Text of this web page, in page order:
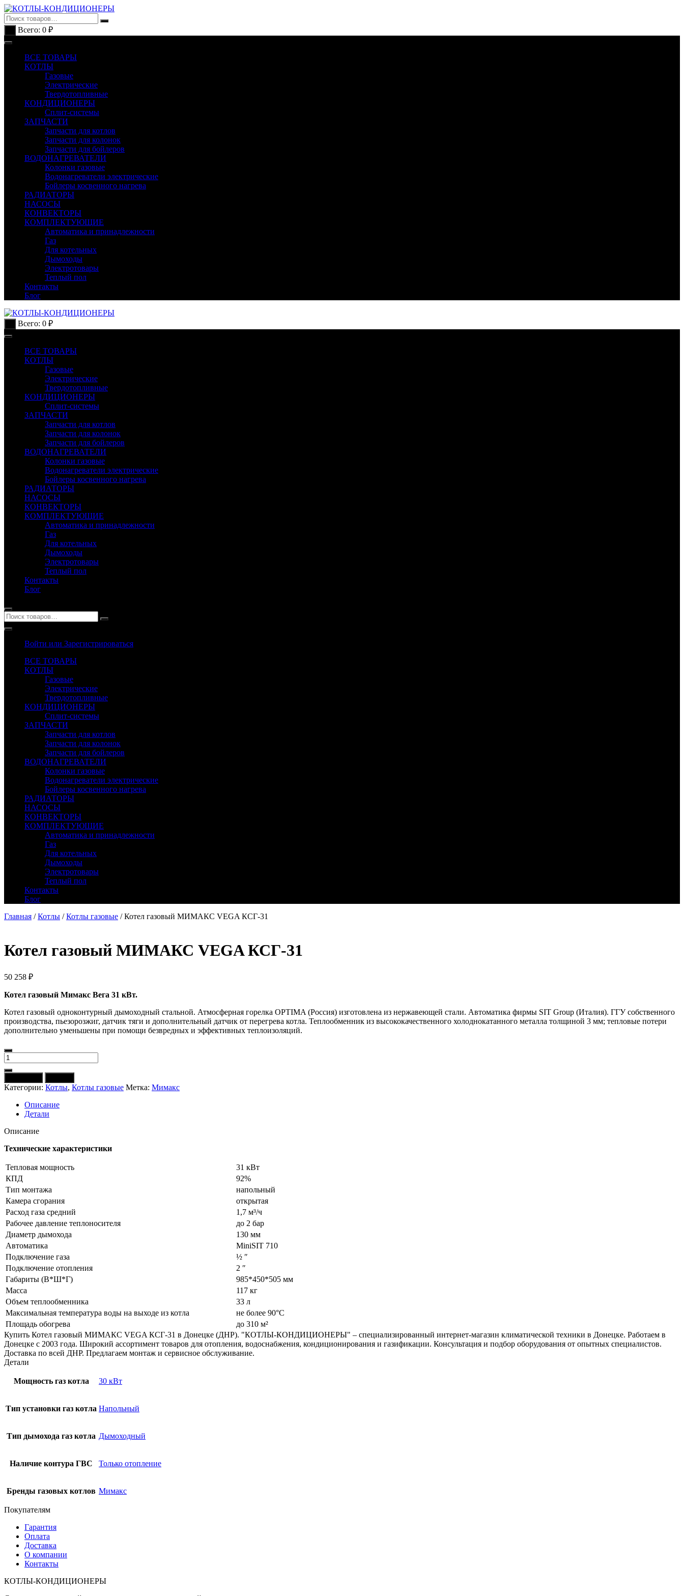
Перейти
к
содержимому
Всего: 0 ₽
ВСЕ ТОВАРЫ
КОТЛЫ
Газовые
Электрические
Твердотопливные
КОНДИЦИОНЕРЫ
Сплит-системы
ЗАПЧАСТИ
Запчасти для котлов
Запчасти для колонок
Запчасти для бойлеров
ВОДОНАГРЕВАТЕЛИ
Колонки газовые
Водонагреватели электрические
Бойлеры косвенного нагрева
РАДИАТОРЫ
НАСОСЫ
КОНВЕКТОРЫ
КОМПЛЕКТУЮЩИЕ
Автоматика и принадлежности
Газ
Для котельных
Дымоходы
Электротовары
Теплый пол
Контакты
Блог
Всего: 0 ₽
ВСЕ ТОВАРЫ
КОТЛЫ
Газовые
Электрические
Твердотопливные
КОНДИЦИОНЕРЫ
Сплит-системы
ЗАПЧАСТИ
Запчасти для котлов
Запчасти для колонок
Запчасти для бойлеров
ВОДОНАГРЕВАТЕЛИ
Колонки газовые
Водонагреватели электрические
Бойлеры косвенного нагрева
РАДИАТОРЫ
НАСОСЫ
КОНВЕКТОРЫ
КОМПЛЕКТУЮЩИЕ
Автоматика и принадлежности
Газ
Для котельных
Дымоходы
Электротовары
Теплый пол
Контакты
Блог
Войти или Зарегистрироваться
ВСЕ ТОВАРЫ
КОТЛЫ
Газовые
Электрические
Твердотопливные
КОНДИЦИОНЕРЫ
Сплит-системы
ЗАПЧАСТИ
Запчасти для котлов
Запчасти для колонок
Запчасти для бойлеров
ВОДОНАГРЕВАТЕЛИ
Колонки газовые
Водонагреватели электрические
Бойлеры косвенного нагрева
РАДИАТОРЫ
НАСОСЫ
КОНВЕКТОРЫ
КОМПЛЕКТУЮЩИЕ
Автоматика и принадлежности
Газ
Для котельных
Дымоходы
Электротовары
Теплый пол
Контакты
Блог
Главная /Котлы /Котлы газовые / Котел газовый МИМАКС VEGA КСГ-31
Котел газовый МИМАКС VEGA КСГ-31
50 258 ₽
Котел газовый Мимакс Вега 31 кВт.
Котел газовый одноконтурный дымоходный стальной. Атмосферная горелка OPTIMA (Россия) изготовлена из нержавеющей стали. Автоматика фирмы SIT Group (Италия). ГГУ собственного
производства, пьезорозжиг, датчик тяги и дополнительный датчик от перегрева котла. Теплообменник из высококачественного холоднокатанного металла толщиной 3 мм; тепловые потери
дополнительно уменьшены при помощи безвредных и эффективных теплоизоляций.
Количество
товара
Котел
газовый
МИМАКС
VEGA
КСГ-31
Категории: Котлы, Котлы газовые Метка: Мимакс
Описание
Детали
Описание
Технические характеристики
Тепловая мощность
31 кВт
КПД
92%
Тип монтажа
напольный
Камера сгорания
открытая
Расход газа средний
1,7 м³/ч
Рабочее давление теплоносителя
до 2 бар
Диаметр дымохода
130 мм
Автоматика
MiniSIT 710
Подключение газа
½ ʺ
Подключение отопления
2 ʺ
Габариты (В*Ш*Г)
985*450*505 мм
Масса
117 кг
Объем теплообменника
33 л
Максимальная температура воды на выходе из котла
не более 90°С
Площадь обогрева
до 310 м²
Купить Котел газовый МИМАКС VEGA КСГ-31 в Донецке (ДНР). "КОТЛЫ-КОНДИЦИОНЕРЫ" – специализированный интернет-магазин климатической техники в Донецке. Работаем в
Донецке с 2003 года. Широкий ассортимент товаров для отопления, водоснабжения, кондиционирования и газификации. Консультация и подбор оборудования от опытных специалистов.
Доставка по всей ДНР. Предлагаем монтаж и сервисное обслуживание.
Детали
Мощность газ котла 30 кВт
Тип установки газ котла Напольный
Тип дымохода газ котла Дымоходный
Наличие контура ГВС Только отопление
Бренды газовых котлов Мимакс
Покупателям
Гарантия
Оплата
Доставка
О компании
Контакты
КОТЛЫ-КОНДИЦИОНЕРЫ